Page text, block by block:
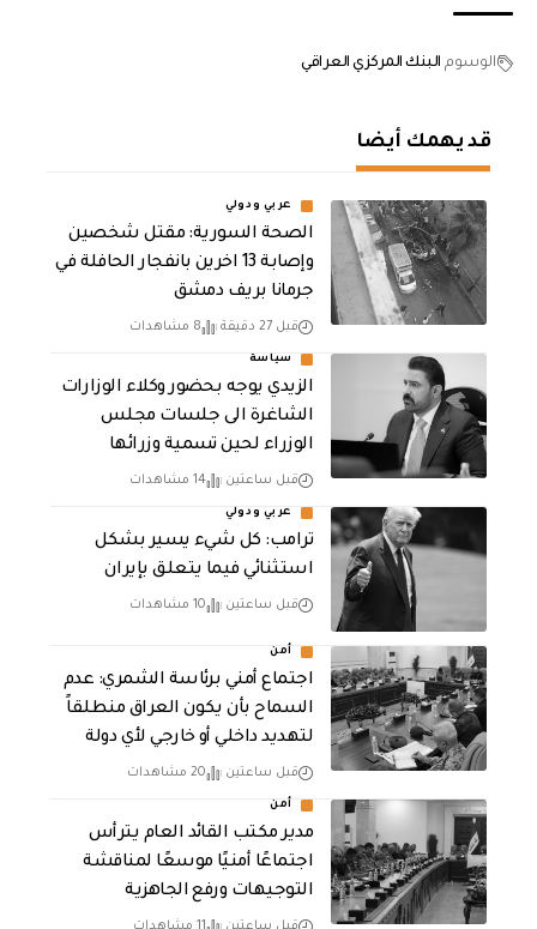
الوسوم البنك المركزي العراقي
قد يهمك أيضا
عربي ودولي
الصحة السورية: مقتل شخصين
وإصابة 13 اخرين بانفجار الحافلة في
جرمانا بريف دمشق
قبل 27 دقيقة 8 مشاهدات
سياسة
الزيدي يوجه بحضور وكلاء الوزارات
الشاغرة الى جلسات مجلس
الوزراء لحين تسمية وزرائها
قبل ساعتين 14 مشاهدات
عربي ودولي
ترامب: كل شيء يسير بشكل
استثنائي فيما يتعلق بإيران
قبل ساعتين 10 مشاهدات
أمن
اجتماع أمني برئاسة الشمري: عدم
السماح بأن يكون العراق منطلقاً
لتهديد داخلي أو خارجي لأي دولة
قبل ساعتين 20 مشاهدات
أمن
مدير مكتب القائد العام يترأس
اجتماعًا أمنيًا موسعًا لمناقشة
التوجيهات ورفع الجاهزية